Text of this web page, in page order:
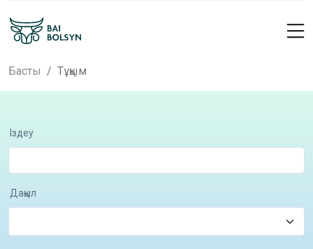
Басты Тұқым
Іздеу
Дақыл